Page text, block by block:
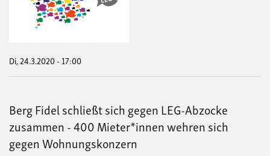
Di, 24.3.2020 - 17:00
Berg Fidel schließt sich gegen LEG-Abzocke
zusammen - 400 Mieter*innen wehren sich
gegen Wohnungskonzern